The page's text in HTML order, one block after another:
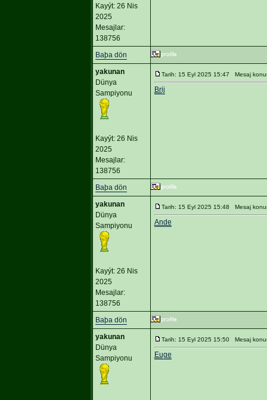
Kayýt: 26 Nis
2025
Mesajlar:
138756
Baþa dön
yakunan
Dünya
Sampiyonu
Kayýt: 26 Nis
2025
Mesajlar:
138756
Tarih: 15 Eyl 2025 15:47 Mesaj
Brij
Baþa dön
yakunan
Dünya
Sampiyonu
Kayýt: 26 Nis
2025
Mesajlar:
138756
Tarih: 15 Eyl 2025 15:48 Mesaj
Ande
Baþa dön
yakunan
Dünya
Sampiyonu
Tarih: 15 Eyl 2025 15:50 Mesaj
Euge